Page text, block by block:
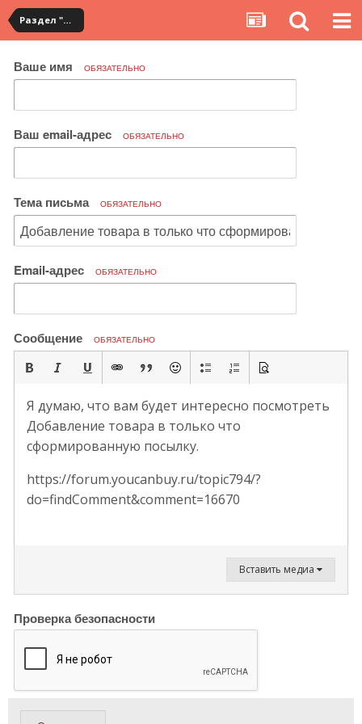
Раздел "Мои посылки" на сервисе YouCanBuy
Ваше имя ОБЯЗАТЕЛЬНО
Ваш email-адрес ОБЯЗАТЕЛЬНО
Тема письма ОБЯЗАТЕЛЬНО
Email-адрес ОБЯЗАТЕЛЬНО
Сообщение ОБЯЗАТЕЛЬНО
Я думаю, что вам будет интересно посмотреть
Добавление товара в только что
сформированную посылку.
https://forum.youcanbuy.ru/topic794/?
do=findComment&comment=16670
Вставить медиа
Проверка безопасности